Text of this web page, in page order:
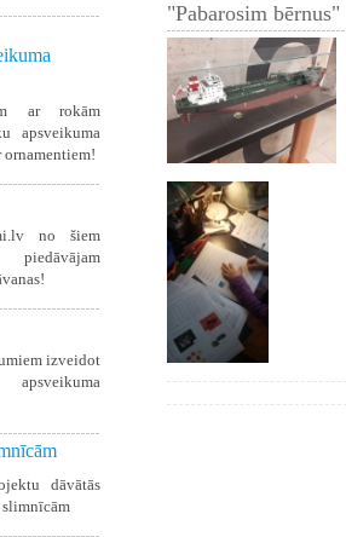
ar rokām
apsveikuma
ornamentiem!
no šiem
izveidot
dāvātās
"Pabarosim